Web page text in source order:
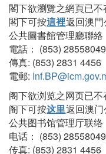
閣下欲瀏覽之網頁已不
閣下可按這裡返回澳
公共圖書館管理廳聯絡
電話： (853)
傳真: (853) 2831 4456
電郵:
阁下欲浏览之网页已不
阁下可按这里返回澳
公共图书馆管理厅联络
电话： (853)
传真: (853) 2831 4456